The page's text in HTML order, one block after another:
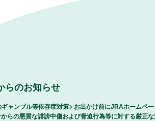
らのお知らせ
ャンブル等依存症対策
お出かけ前にJRAホームペ
からの悪質な誹謗中傷および脅迫行為等に対する厳正